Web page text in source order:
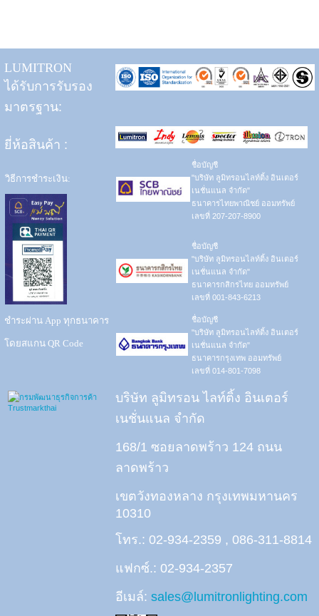
LUMITRON
ได้รับการรับรอง
มาตรฐาน:
ยี่ห้อสินค้า :
วิธีการชำระเงิน:
ชำระผ่าน App ทุกธนาคาร
โดยสแกน QR Code
ชื่อบัญชี
"บริษัท ลูมิทรอนไลท์ติ้ง อินเตอร์
เนชั่นแนล จำกัด"
ธนาคารไทยพาณิชย์ ออมทรัพย์
เลขที่ 207-207-8900
ชื่อบัญชี
"บริษัท ลูมิทรอนไลท์ติ้ง อินเตอร์
เนชั่นแนล จำกัด"
ธนาคารกสิกรไทย ออมทรัพย์
เลขที่ 001-843-6213
ชื่อบัญชี
"บริษัท ลูมิทรอนไลท์ติ้ง อินเตอร์
เนชั่นแนล จำกัด"
ธนาคารกรุงเทพ ออมทรัพย์
เลขที่ 014-801-7098
บริษัท ลูมิทรอน ไลท์ติ้ง อินเตอร์
เนชั่นแนล จำกัด
168/1 ซอยลาดพร้าว 124 ถนน
ลาดพร้าว
เขตวังทองหลาง กรุงเทพมหานคร
10310
โทร.: 02-934-2359 , 086-311-8814
แฟกซ์.: 02-934-2357
อีเมล์: sales@lumitronlighting.com